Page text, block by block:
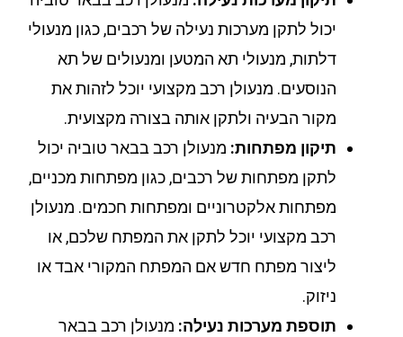
יכול לתקן מערכות נעילה של רכבים, כגון מנעולי
דלתות, מנעולי תא המטען ומנעולים של תא
הנוסעים. מנעולן רכב מקצועי יוכל לזהות את
מקור הבעיה ולתקן אותה בצורה מקצועית.
תיקון מפתחות:מנעולן רכב בבאר טוביה יכול
לתקן מפתחות של רכבים, כגון מפתחות מכניים,
מפתחות אלקטרוניים ומפתחות חכמים. מנעולן
רכב מקצועי יוכל לתקן את המפתח שלכם, או
ליצור מפתח חדש אם המפתח המקורי אבד או
ניזוק.
תוספת מערכות נעילה:מנעולן רכב בבאר